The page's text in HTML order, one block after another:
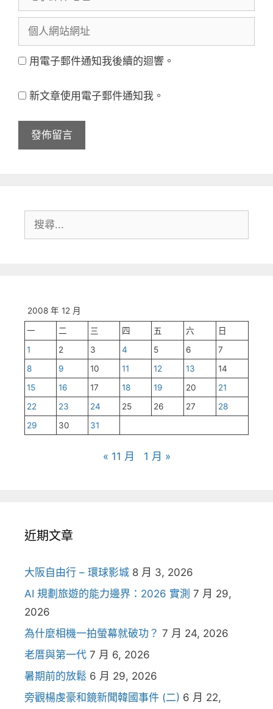
名
子
件
地
人
網
網
用電子郵件通知我後續的迴響。
新文章使用電子郵件通知我。
尋:
2008 年 12 月
一 二 三 四 五 六
日
1
2 3 4 5 6
7
8
9 10 11 12 13
14
15
16 17 18 19 20
21
22
23 24 25 26 27
28
29
30 31
« 11 月 1 月 »
近期文章
大阪自由行 – 環球影城 8 月 3, 2026
AI 規劃旅遊的能力邊界：2026 實測 7 月 29,
2026
為什麼相機一拍螢幕就破功？ 7 月 24, 2026
老厝與第一代 7 月 6, 2026
暑期前的放鬆 6 月 29, 2026
旁觀楊虔豪和鏡新聞韓國事件 (二) 6 月 22,